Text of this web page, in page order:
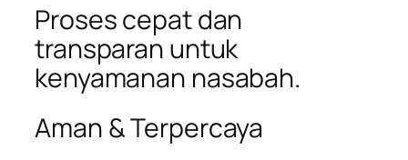
Proses cepat dan
transparan untuk
kenyamanan nasabah.
Aman & Terpercaya